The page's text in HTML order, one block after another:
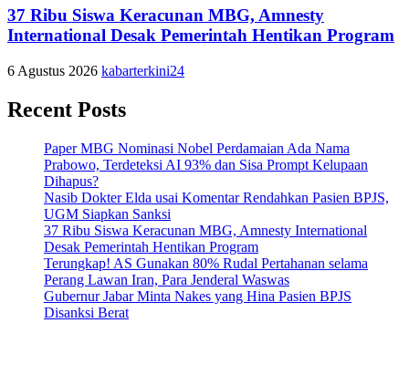
37 Ribu Siswa Keracunan MBG, Amnesty
International Desak Pemerintah Hentikan Program
6 Agustus 2026 kabarterkini24
Recent Posts
Paper MBG Nominasi Nobel Perdamaian Ada Nama
Prabowo, Terdeteksi AI 93% dan Sisa Prompt Kelupaan
Dihapus?
Nasib Dokter Elda usai Komentar Rendahkan Pasien BPJS,
UGM Siapkan Sanksi
37 Ribu Siswa Keracunan MBG, Amnesty International
Desak Pemerintah Hentikan Program
Terungkap! AS Gunakan 80% Rudal Pertahanan selama
Perang Lawan Iran, Para Jenderal Waswas
Gubernur Jabar Minta Nakes yang Hina Pasien BPJS
Disanksi Berat